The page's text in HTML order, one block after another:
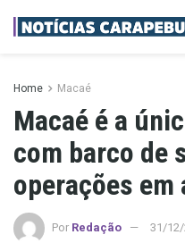
Home Macaé
Macaé é a
com barco de
operações
Por Redação 31/12/